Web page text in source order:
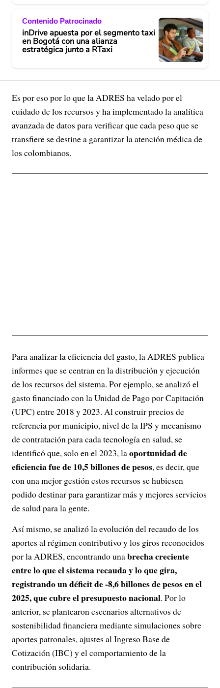
Contenido Patrocinado
inDrive apuesta por el segmento taxi
en Bogotá con una alianza
estratégica junto a RTaxi
Es por eso por lo que la ADRES ha velado por el
cuidado de los recursos y ha implementado la analítica
avanzada de datos para verificar que cada peso que se
transfiere se destine a garantizar la atención médica de
los colombianos.
Para analizar la eficiencia del gasto, la ADRES publica
informes que se centran en la distribución y ejecución
de los recursos del sistema. Por ejemplo, se analizó el
gasto financiado con la Unidad de Pago por Capitación
(UPC) entre 2018 y 2023. Al construir precios de
referencia por municipio, nivel de la IPS y mecanismo
de contratación para cada tecnología en salud, se
identificó que, solo en el 2023, laoportunidad de
eficiencia fue de 10,5 billones de pesos, es decir, que
con una mejor gestión estos recursos se hubiesen
podido destinar para garantizar más y mejores servicios
de salud para la gente.
Así mismo, se analizó la evolución del recaudo de los
aportes al régimen contributivo y los giros reconocidos
por la ADRES, encontrando unabrecha creciente
entre lo que el sistema recauda y lo que gira,
registrando un déficit de -8,6 billones de pesos en el
2025, que cubre el presupuesto nacional. Por lo
anterior, se plantearon escenarios alternativos de
sostenibilidad financiera mediante simulaciones sobre
aportes patronales, ajustes al Ingreso Base de
Cotización (IBC) y el comportamiento de la
contribución solidaria.